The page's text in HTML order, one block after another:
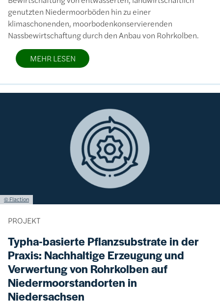
genutzten Niedermoorböden hin zu einer
klimaschonenden, moorbodenkonservierenden
Nassbewirtschaftung durch den Anbau von Rohrkolben.
MEHR LESEN
Lizenzinformationen einschließlich Urheberrecht
© Flaction
PROJEKT
Typha-basierte Pflanzsubstrate in der
Praxis: Nachhaltige Erzeugung und
Verwertung von Rohrkolben auf
Niedermoorstandorten in
Niedersachsen